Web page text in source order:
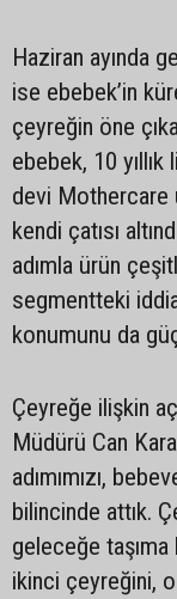
Haziran ayında
ise ebebek’in
çeyreğin öne
ebebek, 10 yıllık
devi Mothercare
kendi çatısı
adımla ürün
segmentteki
konumunu da
Çeyreğe ilişkin
Müdürü Can
adımımızı,
bilincinde attık.
geleceğe taşıma
ikinci çeyreğini,